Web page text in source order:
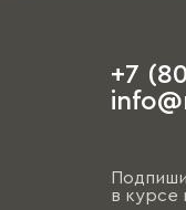
+7
в курсе